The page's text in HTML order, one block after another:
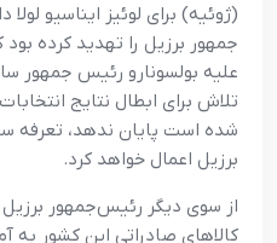
(ژوئیه) برای لوئیز ایناسیو
جمهور برزیل را تهدید کرده
علیه بولسونارو رئیس جمهور
شده است پایان ندهد، تعرفه
برزیل اعمال خواهد کرد.
از سوی دیگر رئیس‌جمهور برزیل
کالاهای صادراتی این کشور به